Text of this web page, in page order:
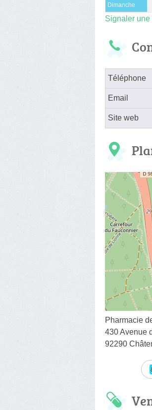
Dimanche
Signaler une
Téléphone
Email
Site web
Pharmacie
430 Avenue
92290